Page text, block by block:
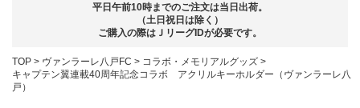
平日午前10時までのご注文は当日出荷。
（土日祝日は除く）
ご購入の際はＪリーグIDが必要です。
TOP ヴァンラーレ八戸FC
コラボ・メモリアルグッズ
キャプテン翼連載40周年記念コラボ アクリルキーホルダー（ヴァンラーレ八
戸）